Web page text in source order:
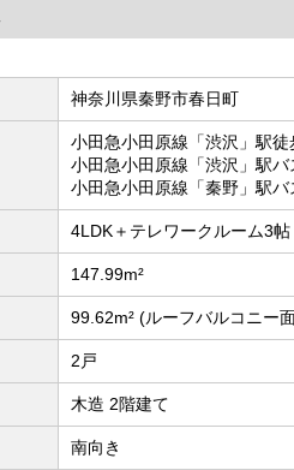
神奈川県秦野市春日町
小田急小田原線「渋沢」駅徒
小田急小田原線「渋沢」駅
小田急小田原線「秦野」駅
4LDK＋テレワークルーム3
147.99m²
99.62m² (ルーフバルコニー
2戸
木造 2階建て
南向き